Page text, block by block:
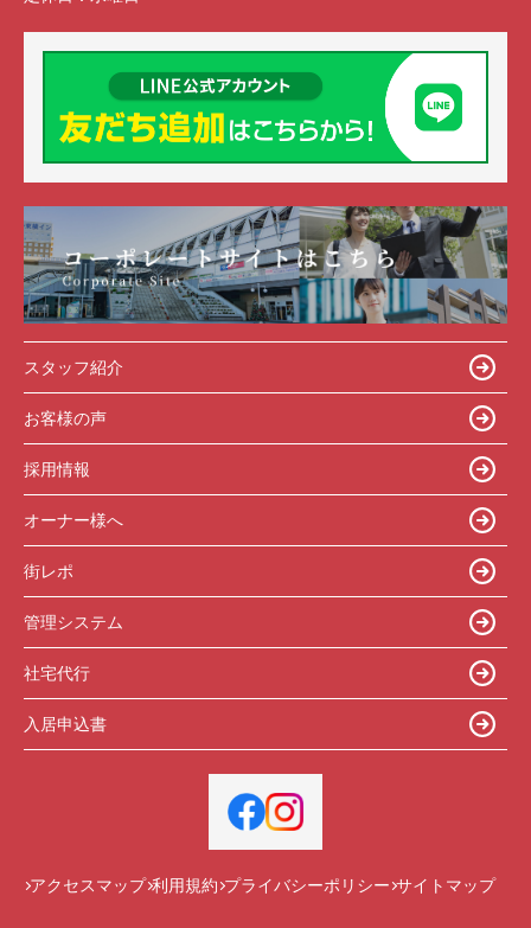
スタッフ紹介
お客様の声
採用情報
オーナー様へ
街レポ
管理システム
社宅代行
入居申込書
アクセスマップ 利用規約 プライバシーポリシー サイトマップ